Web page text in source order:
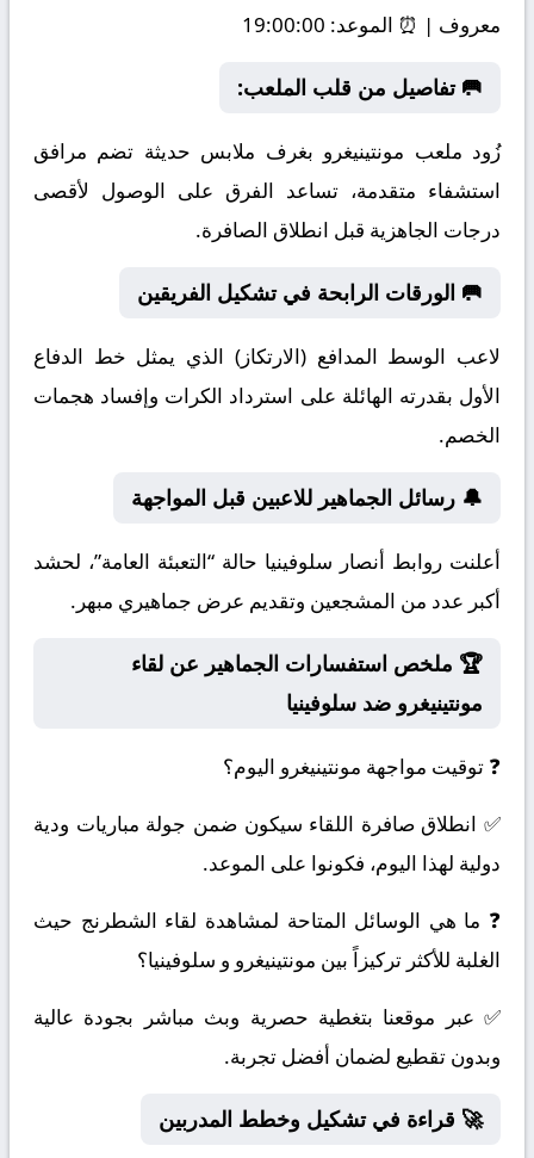
معروف | ⏰ الموعد:
🥅 تفاصيل من قلب الملعب:
زُود ملعب مونتينيغرو بغرف ملابس حديثة تضم مرافق
استشفاء متقدمة، تساعد الفرق على الوصول لأقصى
درجات الجاهزية قبل انطلاق الصافرة.
🥅 الورقات الرابحة في تشكيل الفريقين
لاعب الوسط المدافع (الارتكاز) الذي يمثل خط الدفاع
الأول بقدرته الهائلة على استرداد الكرات وإفساد هجمات
الخصم.
🔔 رسائل الجماهير للاعبين قبل المواجهة
أعلنت روابط أنصار سلوفينيا حالة “التعبئة العامة”، لحشد
أكبر عدد من المشجعين وتقديم عرض جماهيري مبهر.
🏆 ملخص استفسارات الجماهير عن لقاء
مونتينيغرو ضد سلوفينيا
❓ توقيت مواجهة مونتينيغرو اليوم؟
✅ انطلاق صافرة اللقاء سيكون ضمن جولة مباريات ودية
دولية لهذا اليوم، فكونوا على الموعد.
❓ ما هي الوسائل المتاحة لمشاهدة لقاء الشطرنج حيث
الغلبة للأكثر تركيزاً بين مونتينيغرو و سلوفينيا؟
✅ عبر موقعنا بتغطية حصرية وبث مباشر بجودة عالية
وبدون تقطيع لضمان أفضل تجربة.
🚀 قراءة في تشكيل وخطط المدربين